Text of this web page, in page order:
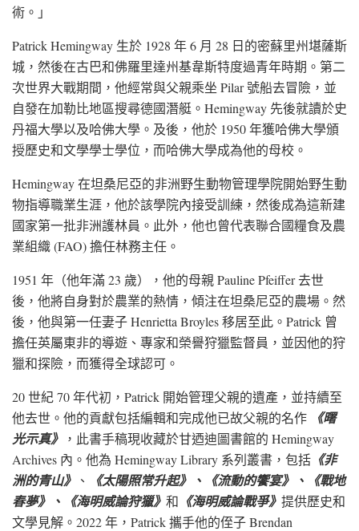
術。」
Patrick Hemingway 生於 1928 年 6 月 28 日的密蘇里州堪薩斯
城，然後在古巴和佛羅里達州基韋斯特度過青年時期。第二
次世界大戰期間，他經常與父親乘坐 Pilar 號船去冒險，並
自發在加勒比地區搜尋德國潛艇。Hemingway 先後就讀於史
丹福大學以及哈佛大學。及後，他於 1950 年獲哈佛大學頒
授歷史和文學學士學位，而哈佛大學成為他的母校。
Hemingway 在坦桑尼亞的非洲野生動物管理學院開始野生動
物指導職業生涯，他於該學院內接受訓練，然後成為這新建
國家第一批非洲護林員。此外，他也曾代表聯合國糧食及農
業組織 (FAO) 擔任林務主任。
1951 年（他年滿 23 歲），他的母親Pauline Pfeiffer去世
後，他將自身對於農業的熱情，傾注在坦桑尼亞的農場。然
後，他與第一任妻子Henrietta Broyles移居至此。Patrick 曾
擔任英屬東非的導遊、專家和榮譽狩獵監督員，並因他的狩
獵和探險，而獲得全球認可。
20 世紀 70 年代初，Patrick 開始管理父親的遺產，並持續至
他去世。他的貢獻包括編輯和完成他已故父親的名作
《曙
光示真》 ，此書手稿現收藏於甘迺迪圖書館的 Hemingway
Archives 內。他為 Hemingway Library 系列叢書，包括 《非
洲的青山》 、
《太陽照常升起》、《流動的饗宴》、《戰地
春夢》、《海明威論狩獵》 和 《海明威論戰爭》 提供歷史和
文學見解。2022 年，Patrick 攜手他的侄子Brendan